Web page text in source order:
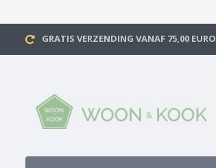
GRATIS VERZENDING VANAF 75,00 EURO